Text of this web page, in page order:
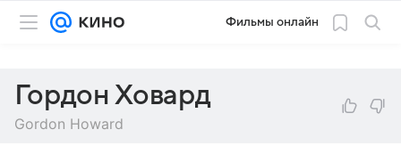
Фильмы онлайн
Гордон Ховард
Gordon Howard